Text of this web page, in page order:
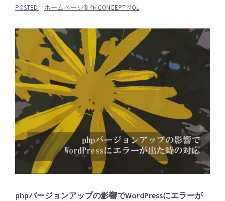
POSTED ホームページ制作 CONCEPT MOL
phpバージョンアップの影響でWordPressにエラーが